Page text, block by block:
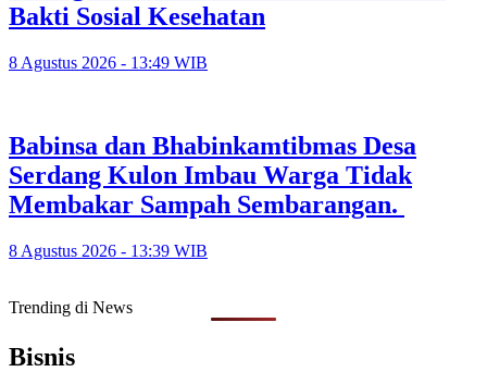
Bakti Sosial Kesehatan
8 Agustus 2026 - 13:49 WIB
Babinsa dan Bhabinkamtibmas Desa
Serdang Kulon Imbau Warga Tidak
Membakar Sampah Sembarangan.
8 Agustus 2026 - 13:39 WIB
Trending di News
Bisnis